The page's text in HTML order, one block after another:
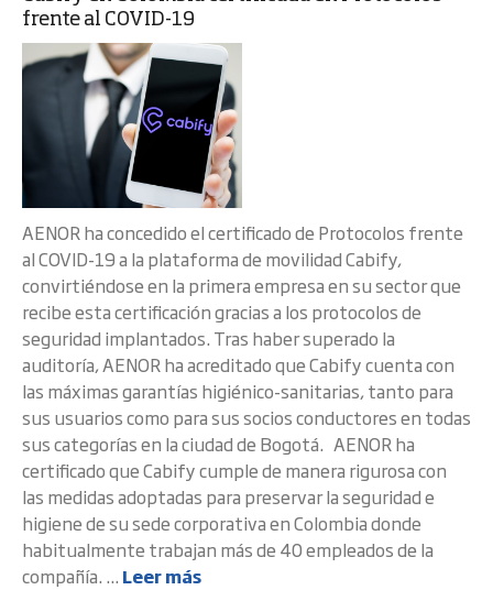
frente al COVID-19
AENOR ha concedido el certificado de Protocolos frente
al COVID-19 a la plataforma de movilidad Cabify,
convirtiéndose en la primera empresa en su sector que
recibe esta certificación gracias a los protocolos de
seguridad implantados. Tras haber superado la
auditoría, AENOR ha acreditado que Cabify cuenta con
las máximas garantías higiénico-sanitarias, tanto para
sus usuarios como para sus socios conductores en todas
sus categorías en la ciudad de Bogotá. AENOR ha
certificado que Cabify cumple de manera rigurosa con
las medidas adoptadas para preservar la seguridad e
higiene de su sede corporativa en Colombia donde
habitualmente trabajan más de 40 empleados de la
compañía. ... Leer más